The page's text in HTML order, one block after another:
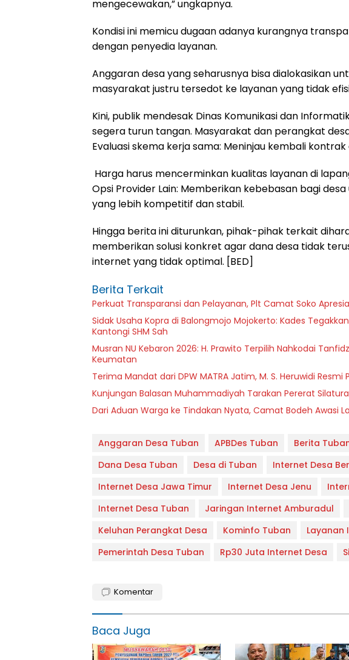
mengecewakan,” ungkapnya.
​Kondisi ini memicu dugaan adanya kurangnya
dengan penyedia layanan.
Anggaran desa yang seharusnya bisa dialokasikan
masyarakat justru tersedot ke layanan yang tidak
​Kini, publik mendesak Dinas Komunikasi dan
segera turun tangan. Masyarakat dan perangkat
​Evaluasi skema kerja sama: Meninjau kembali
Harga harus mencerminkan kualitas layanan di
​Opsi Provider Lain: Memberikan kebebasan bagi
yang lebih kompetitif dan stabil.
​Hingga berita ini diturunkan, pihak-pihak terkait
memberikan solusi konkret agar dana desa tidak
internet yang tidak optimal. [BED]
Berita Terkait
Perkuat Transparansi dan Pelayanan, Plt Camat Soko
Sidak Usaha Kopra di Balongmojo Mojokerto: Kades
Kantongi SHM Sah
Musran NU Kebaron 2026: H. Prawito Terpilih Nahkodai
Keumatan
Terima Mandat dari DPW MATRA Jatim, M. S. Heruwidi Resmi
Kunjungan Balasan Muhammadiyah Tarakan Pererat
Dari Aduan Warga ke Tindakan Nyata, Camat Bodeh Awasi
Anggaran Desa Tuban APBDes Tuban Berita
Dana Desa Tuban
Desa di Tuban
Internet Desa
Internet Desa Jawa Timur
Internet Desa Jenu
Internet Desa Tuban
Jaringan Internet Amburadul
Keluhan Perangkat Desa
Kominfo Tuban
Layanan
Pemerintah Desa Tuban
Rp30 Juta Internet Desa
Komentar
Baca Juga